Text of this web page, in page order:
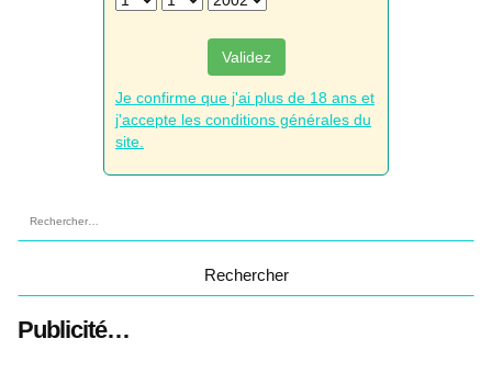
Validez
Je confirme que j'ai plus de 18 ans et
j'accepte les conditions générales du
site.
Publicité…